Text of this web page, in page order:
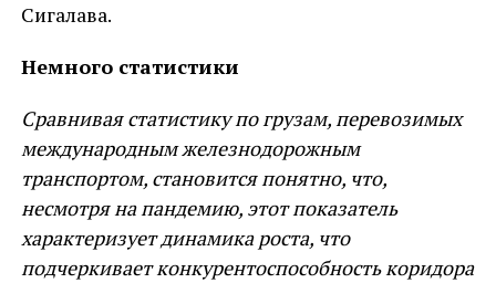
Сигалава.
Немного статистики
Сравнивая статистику по грузам, перевозимых
международным железнодорожным
транспортом, становится понятно, что,
несмотря на пандемию, этот показатель
характеризует динамика роста, что
подчеркивает конкурентоспособность коридора